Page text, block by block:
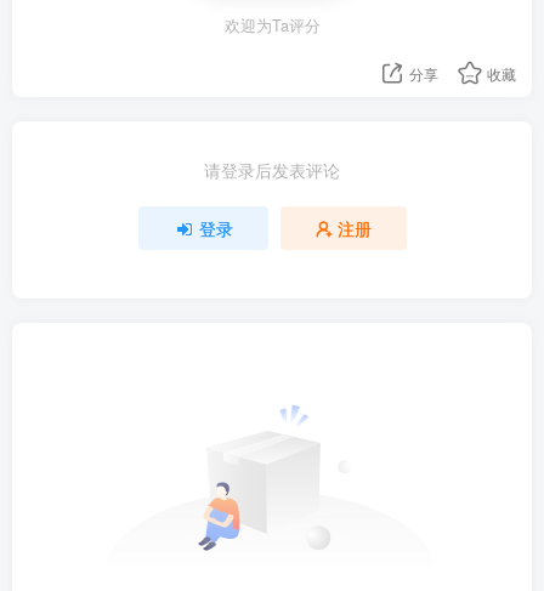
欢迎为Ta评分
分享 收藏
请登录后发表评论
登录 注册